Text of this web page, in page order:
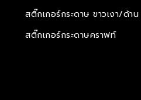
สติ๊กเกอร์กระดาษ ขาวเงา/ด้าน
สติ๊กเกอร์กระดาษคราฟท์